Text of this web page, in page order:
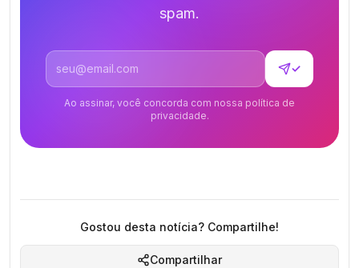
spam.
Endereço de email
✓
Ao assinar, você concorda com nossa política de
privacidade.
Gostou desta notícia? Compartilhe!
Compartilhar